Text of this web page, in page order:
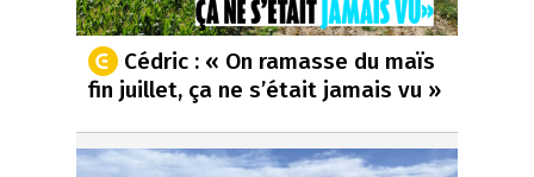
Cédric : « On ramasse du maïs
fin juillet, ça ne s’était jamais vu »